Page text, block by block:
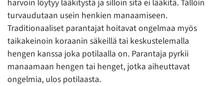
harvoin löytyy lääkitystä ja silloin sitä ei lääkitä. Tällöin
turvaudutaan usein henkien manaamiseen.
Traditionaaliset parantajat hoitavat ongelmaa myös
taikakeinoin koraanin säkeillä tai keskustelemalla
hengen kanssa joka potilaalla on. Parantaja pyrkii
manaamaan hengen tai henget, jotka aiheuttavat
ongelmia, ulos potilaasta.